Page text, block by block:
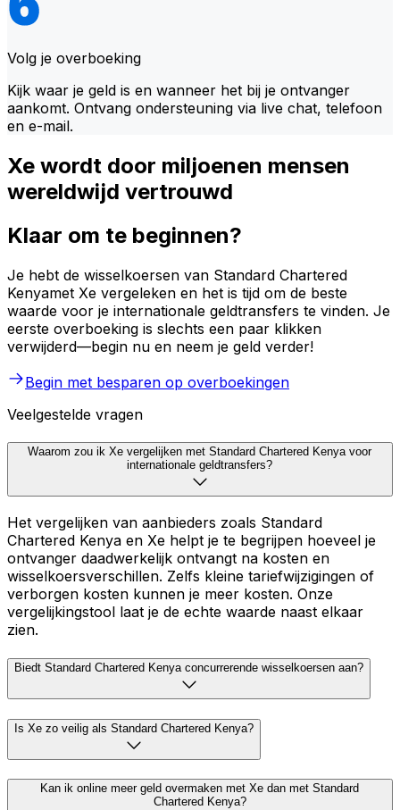
Volg je overboeking
Kijk waar je geld is en wanneer het bij je ontvanger
aankomt. Ontvang ondersteuning via live chat, telefoon
en e-mail.
Xe wordt door miljoenen mensen
wereldwijd vertrouwd
Klaar om te beginnen?
Je hebt de wisselkoersen van Standard Chartered
Kenyamet Xe vergeleken en het is tijd om de beste
waarde voor je internationale geldtransfers te vinden. Je
eerste overboeking is slechts een paar klikken
verwijderd—begin nu en neem je geld verder!
Begin met besparen op overboekingen
Veelgestelde vragen
Waarom zou ik Xe vergelijken met Standard Chartered Kenya voor
internationale geldtransfers?
Het vergelijken van aanbieders zoals Standard
Chartered Kenya en Xe helpt je te begrijpen hoeveel je
ontvanger daadwerkelijk ontvangt na kosten en
wisselkoersverschillen. Zelfs kleine tariefwijzigingen of
verborgen kosten kunnen je meer kosten. Onze
vergelijkingstool laat je de echte waarde naast elkaar
zien.
Biedt Standard Chartered Kenya concurrerende wisselkoersen aan?
Is Xe zo veilig als Standard Chartered Kenya?
Kan ik online meer geld overmaken met Xe dan met Standard
Chartered Kenya?